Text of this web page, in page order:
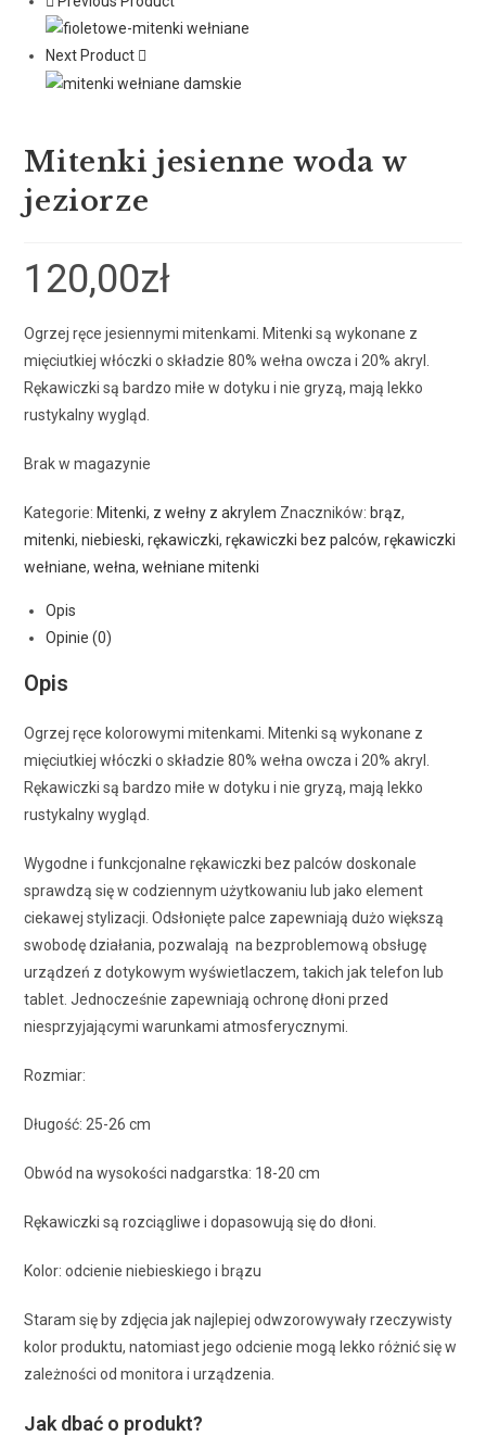
Next Product
Mitenki jesienne woda w
jeziorze
120,00zł
Ogrzej ręce jesiennymi mitenkami. Mitenki są wykonane z
mięciutkiej włóczki o składzie 80% wełna owcza i 20% akryl.
Rękawiczki są bardzo miłe w dotyku i nie gryzą, mają lekko
rustykalny wygląd.
Brak w magazynie
Kategorie: Mitenki, z wełny z akrylem Znaczników: brąz,
mitenki,niebieski,rękawiczki,rękawiczki bez palców,rękawiczki
wełniane,wełna,wełniane mitenki
Opis
Opinie (0)
Opis
Ogrzej ręce kolorowymi mitenkami. Mitenki są wykonane z
mięciutkiej włóczki o składzie 80% wełna owcza i 20% akryl.
Rękawiczki są bardzo miłe w dotyku i nie gryzą, mają lekko
rustykalny wygląd.
Wygodne i funkcjonalne rękawiczki bez palców doskonale
sprawdzą się w codziennym użytkowaniu lub jako element
ciekawej stylizacji. Odsłonięte palce zapewniają dużo większą
swobodę działania, pozwalają na bezproblemową obsługę
urządzeń z dotykowym wyświetlaczem, takich jak telefon lub
tablet. Jednocześnie zapewniają ochronę dłoni przed
niesprzyjającymi warunkami atmosferycznymi.
Rozmiar:
Długość: 25-26 cm
Obwód na wysokości nadgarstka: 18-20 cm
Rękawiczki są rozciągliwe i dopasowują się do dłoni.
Kolor: odcienie niebieskiego i brązu
Staram się by zdjęcia jak najlepiej odwzorowywały rzeczywisty
kolor produktu, natomiast jego odcienie mogą lekko różnić się w
zależności od monitora i urządzenia.
Jak dbać o produkt?